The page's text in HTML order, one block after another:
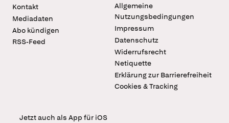
Kontakt
Mediadaten
Abo kündigen
RSS-Feed
Allgemeine
Nutzungsbedingungen
Impressum
Datenschutz
Widerrufsrecht
Netiquette
Erklärung zur Barrierefreiheit
Cookies & Tracking
Jetzt auch als App für iOS